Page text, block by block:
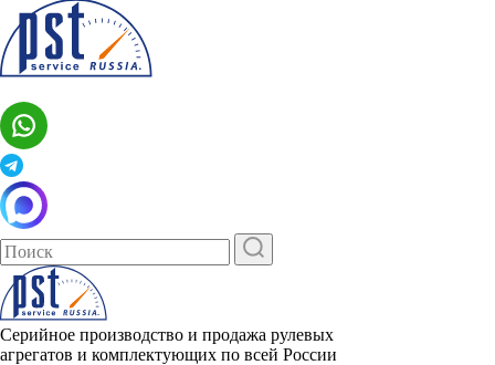
Серийное производство и продажа рулевых
агрегатов и комплектующих по всей России